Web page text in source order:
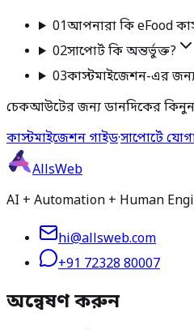
01আপনারা কি eFood
02সাপোর্ট কি অন্তর্ভুক্ত?
03কাস্টমাইজেশন-এর
চেকআউটের জন্য ডানদিকের
কাস্টমাইজেশন গাইড·সাপোর্টে
AllsWeb
AI + Automation + Human
hi@allsweb.com
+91 72328 80007
অন্বেষণ করুন